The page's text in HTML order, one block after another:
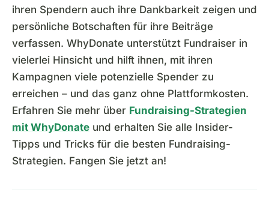
ihren Spendern auch ihre Dankbarkeit zeigen und
persönliche Botschaften für ihre Beiträge
verfassen. WhyDonate unterstützt Fundraiser in
vielerlei Hinsicht und hilft ihnen, mit ihren
Kampagnen viele potenzielle Spender zu
erreichen – und das ganz ohne Plattformkosten.
Erfahren Sie mehr über Fundraising-Strategien
mit WhyDonate und erhalten Sie alle Insider-
Tipps und Tricks für die besten Fundraising-
Strategien. Fangen Sie jetzt an!